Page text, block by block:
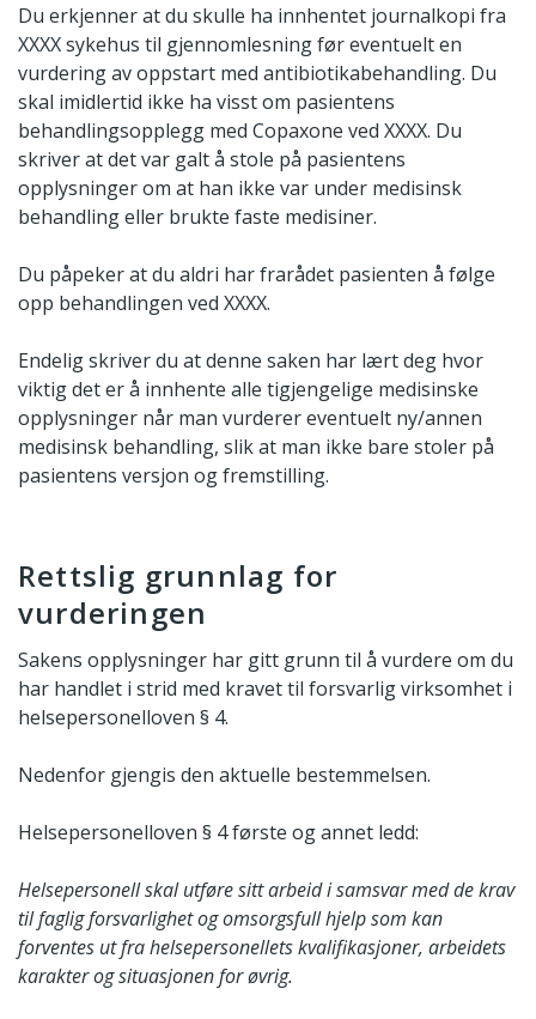
Du erkjenner at du skulle ha innhentet journalkopi fra
XXXX sykehus til gjennomlesning før eventuelt en
vurdering av oppstart med antibiotikabehandling. Du
skal imidlertid ikke ha visst om pasientens
behandlingsopplegg med Copaxone ved XXXX. Du
skriver at det var galt å stole på pasientens
opplysninger om at han ikke var under medisinsk
behandling eller brukte faste medisiner.
Du påpeker at du aldri har frarådet pasienten å følge
opp behandlingen ved XXXX.
Endelig skriver du at denne saken har lært deg hvor
viktig det er å innhente alle tigjengelige medisinske
opplysninger når man vurderer eventuelt ny/annen
medisinsk behandling, slik at man ikke bare stoler på
pasientens versjon og fremstilling.
Rettslig grunnlag for
vurderingen
Sakens opplysninger har gitt grunn til å vurdere om du
har handlet i strid med kravet til forsvarlig virksomhet i
helsepersonelloven § 4.
Nedenfor gjengis den aktuelle bestemmelsen.
Helsepersonelloven § 4 første og annet ledd:
Helsepersonell skal utføre sitt arbeid i samsvar med de krav
til faglig forsvarlighet og omsorgsfull hjelp som kan
forventes ut fra helsepersonellets kvalifikasjoner, arbeidets
karakter og situasjonen for øvrig.